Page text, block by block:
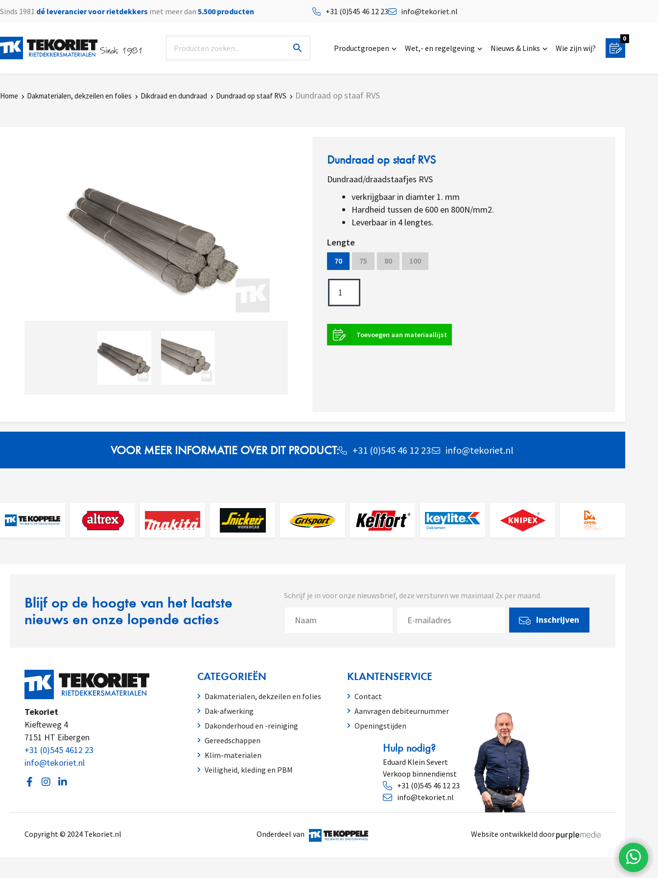
Sinds 1981 dé leverancier voor rietdekkers met meer dan 5.500 producten +31 (0)545 46 12 23 info@tekoriet.nl
Sinds 1981 Productgroepen Wet,- en regelgeving Nieuws & Links Wie zijn wij?
0
Home Dakmaterialen, dekzeilen en folies Dikdraad en dundraad Dundraad op staaf RVS Dundraad op staaf RVS
Dundraad op staaf RVS
Dundraad/draadstaafjes RVS
verkrijgbaar in diamter 1. mm
Hardheid tussen de 600 en 800N/mm2.
Leverbaar in 4 lengtes.
Lengte
70 75 80 100
VOOR MEER INFORMATIE OVER DIT PRODUCT: +31 (0)545 46 12 23 info@tekoriet.nl
Blijf op de hoogte van het laatste
nieuws en onze lopende acties
Schrijf je in voor onze nieuwsbrief, deze versturen we maximaal 2x per maand.
Tekoriet
Kiefteweg 4
7151 HT Eibergen
+31 (0)545 4612 23
info@tekoriet.nl
CATEGORIEËN
Dakmaterialen, dekzeilen en folies
Dak-afwerking
Dakonderhoud en -reiniging
Gereedschappen
Klim-materialen
Veiligheid, kleding en PBM
KLANTENSERVICE
Contact
Aanvragen debiteurnummer
Openingstijden
Hulp nodig?
Eduard Klein Severt
Verkoop binnendienst
+31 (0)545 46 12 23
info@tekoriet.nl
Copyright © 2024 Tekoriet.nl Onderdeel van Website ontwikkeld door